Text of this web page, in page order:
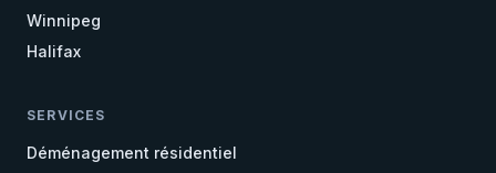
Winnipeg
Halifax
SERVICES
Déménagement résidentiel